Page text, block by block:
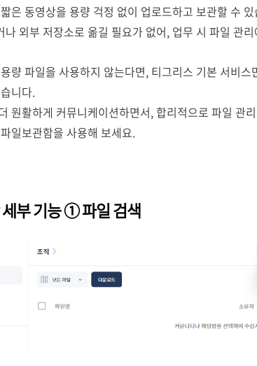
은 동영상을 용량 걱정 없이 업로드하고 보관할 수
나 외부 저장소로 옮길 필요가 없어, 업무 시 파일 관
량 파일을 사용하지 않는다면, 티그리스 기본 서비
니다.
원활하게 커뮤니케이션하면서, 합리적으로 파일 관
일보관함을 사용해 보세요.
부 기능 ① 파일 검색